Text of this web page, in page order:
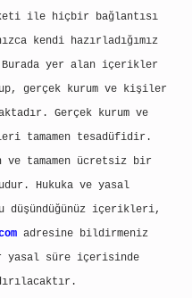
ile hiçbir bağlantısı
kendi hazırladığımız
Burada yer alan içerikler
gerçek kurum ve kişiler
Gerçek kurum ve
tamamen tesadüfidir.
ve tamamen ücretsiz bir
Hukuka ve yasal
düşündüğünüz içerikleri,
adresine bildirmeniz
süre içerisinde